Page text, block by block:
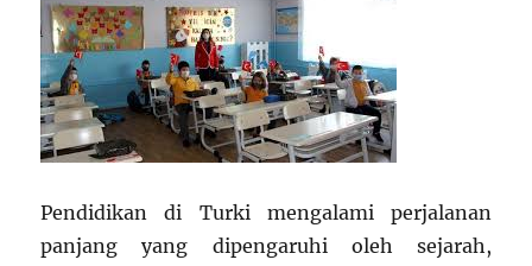
Pendidikan di Turki mengalami perjalanan
panjang yang dipengaruhi oleh sejarah,